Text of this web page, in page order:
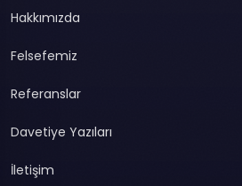
Hakkımızda
Felsefemiz
Referanslar
Davetiye Yazıları
İletişim